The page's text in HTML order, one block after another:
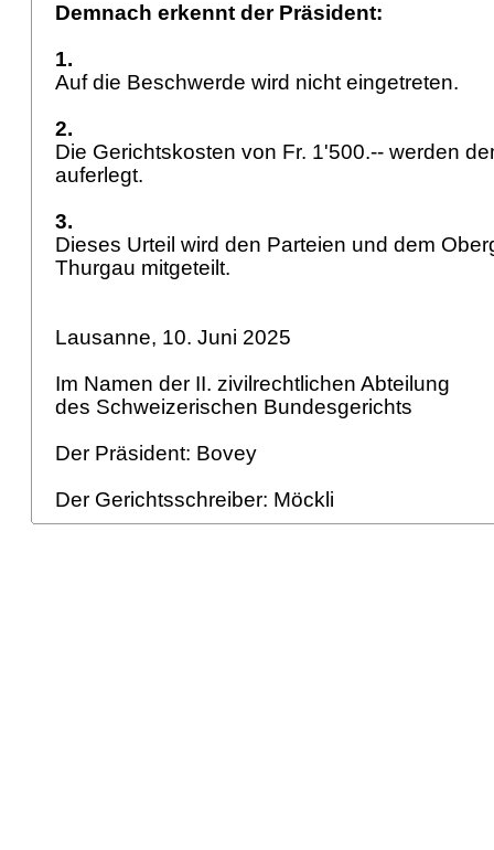
Demnach erkennt der Präsident:
1.
Auf die Beschwerde wird nicht eingetreten.
2.
Die Gerichtskosten von Fr. 1'500.-- werden
auferlegt.
3.
Dieses Urteil wird den Parteien und dem
Thurgau mitgeteilt.
Lausanne, 10. Juni 2025
Im Namen der II. zivilrechtlichen Abteilung
des Schweizerischen Bundesgerichts
Der Präsident: Bovey
Der Gerichtsschreiber: Möckli